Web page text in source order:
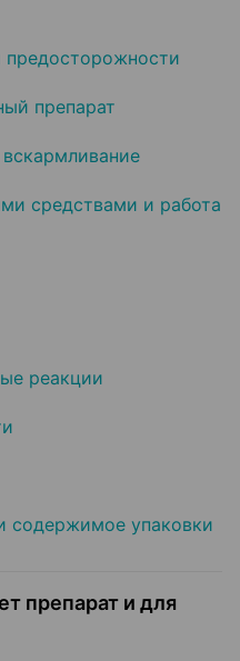
препарат
средствами и работа
реакции
содержимое упаковки
препарат и для